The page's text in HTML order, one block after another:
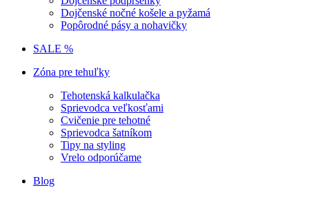
Dojčenské nočné košele a pyžamá
Popôrodné pásy a nohavičky
SALE %
Zóna pre tehuľky
Tehotenská kalkulačka
Sprievodca veľkosťami
Cvičenie pre tehotné
Sprievodca šatníkom
Tipy na styling
Vrelo odporúčame
Blog